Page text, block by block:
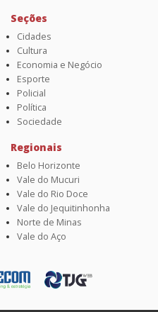
Seções
Cidades
Cultura
Economia e Negócio
Esporte
Policial
Política
Sociedade
Regionais
Belo Horizonte
Vale do Mucuri
Vale do Rio Doce
Vale do Jequitinhonha
Norte de Minas
Vale do Aço